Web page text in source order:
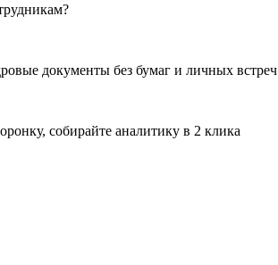
документы без бумаг и личных встреч
собирайте аналитику в 2 клика